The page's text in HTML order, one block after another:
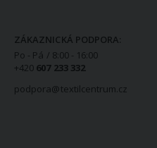
ZÁKAZNICKÁ PODPORA:
Po - Pá / 8:00 - 16:00
+420 607 233 332
podpora@textilcentrum.cz